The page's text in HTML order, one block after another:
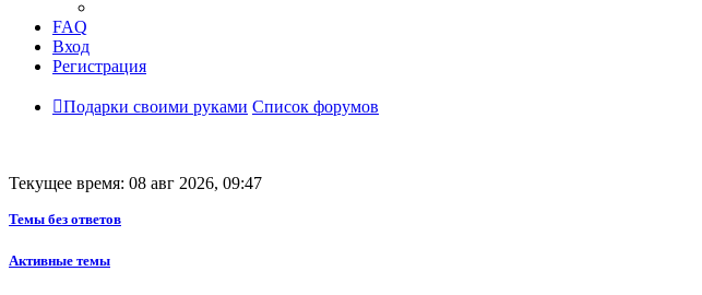
FAQ
Вход
Регистрация
Подарки своими руками Список форумов
Текущее время: 08 авг 2026, 09:47
Темы без ответов
Активные темы